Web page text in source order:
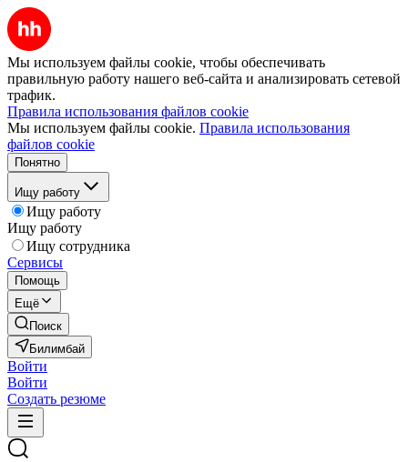
Мы используем файлы cookie, чтобы обеспечивать
правильную работу нашего веб-сайта и анализировать сетевой
трафик.
Правила использования файлов cookie
Мы используем файлы cookie. Правила использования
файлов cookie
Понятно
Ищу работу
Ищу работу
Ищу работу
Ищу сотрудника
Сервисы
Помощь
Ещё
Поиск
Билимбай
Войти
Войти
Создать резюме